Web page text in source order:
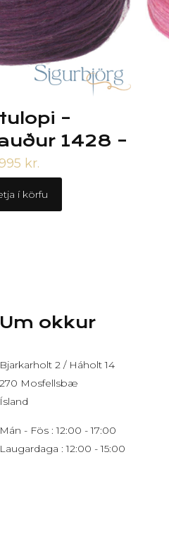
–
1428 –
995 kr.
í körfu
Um okkur
Bjarkarholt 2 / Háholt 14
270 Mosfellsbæ
Ísland
Mán - Fös : 12:00 - 17:00
Laugardaga : 12:00 - 15:00